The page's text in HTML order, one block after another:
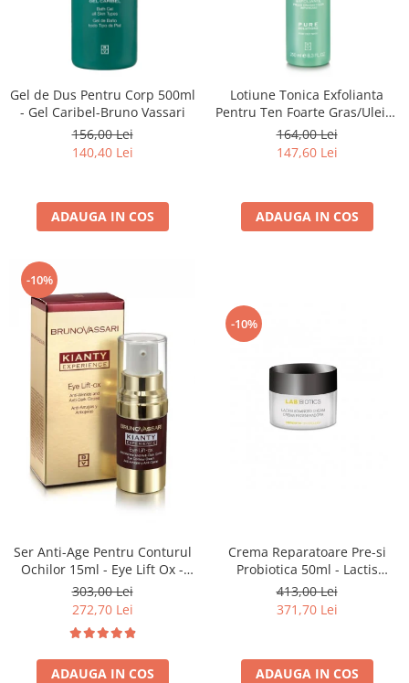
Gel de Dus Pentru Corp 500ml
- Gel Caribel-Bruno Vassari
156,00 Lei
140,40 Lei
ADAUGA IN COS
Lotiune Tonica Exfolianta
Pentru Ten Foarte Gras/Uleios
250ml - Akno-Control Lotion
Pure Solution - Bruno Vassari
164,00 Lei
147,60 Lei
ADAUGA IN COS
-10%
Ser Anti-Age Pentru Conturul
Ochilor 15ml - Eye Lift Ox -
Bruno Vassari
303,00 Lei
272,70 Lei
ADAUGA IN COS
-10%
Crema Reparatoare Pre-si
Probiotica 50ml - Lactis
Advanced Cream - Bruno
Vassari
413,00 Lei
371,70 Lei
ADAUGA IN COS